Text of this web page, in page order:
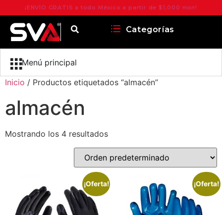
¡ENVÍO GRATIS a todo México a partir de $1,000 mxn!
Categorías
Menú principal
Inicio / Productos etiquetados “almacén”
almacén
Mostrando los 4 resultados
¡Oferta! ¡Oferta!